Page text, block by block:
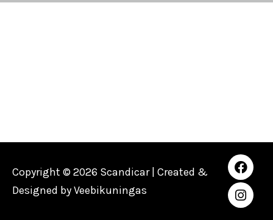
Copyright © 2026 Scandicar | Created &
Designed byVeebikuningas